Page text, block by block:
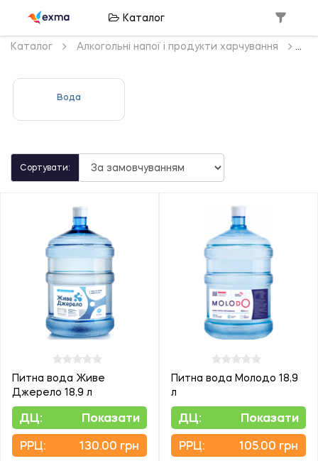
Каталог
Каталог Алкогольні напої і продукти харчування
Вода
Сортувати:
Питна вода Живе
Джерело 18,9 л
ДЦ: Показати
PPЦ: 130.00 грн
Питна вода Молодо 18,9
л
ДЦ: Показати
PPЦ: 105.00 грн